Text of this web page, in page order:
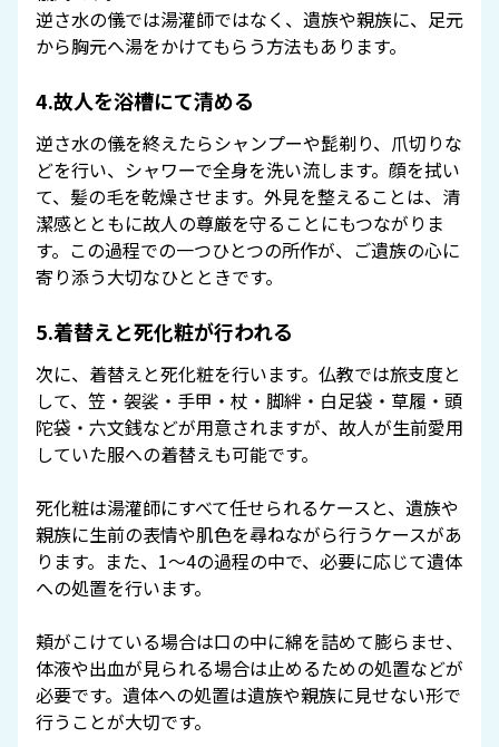
逆さ水の儀では湯灌師ではなく、遺族や親族に、足元
から胸元へ湯をかけてもらう方法もあります。
4.故人を浴槽にて清める
逆さ水の儀を終えたらシャンプーや髭剃り、爪切りな
どを行い、シャワーで全身を洗い流します。顔を拭い
て、髪の毛を乾燥させます。外見を整えることは、清
潔感とともに故人の尊厳を守ることにもつながりま
す。この過程での一つひとつの所作が、ご遺族の心に
寄り添う大切なひとときです。
5.着替えと死化粧が行われる
次に、着替えと死化粧を行います。仏教では旅支度と
して、笠・袈裟・手甲・杖・脚絆・白足袋・草履・頭
陀袋・六文銭などが用意されますが、故人が生前愛用
していた服への着替えも可能です。
死化粧は湯灌師にすべて任せられるケースと、遺族や
親族に生前の表情や肌色を尋ねながら行うケースがあ
ります。また、1〜4の過程の中で、必要に応じて遺体
への処置を行います。
頬がこけている場合は口の中に綿を詰めて膨らませ、
体液や出血が見られる場合は止めるための処置などが
必要です。遺体への処置は遺族や親族に見せない形で
行うことが大切です。